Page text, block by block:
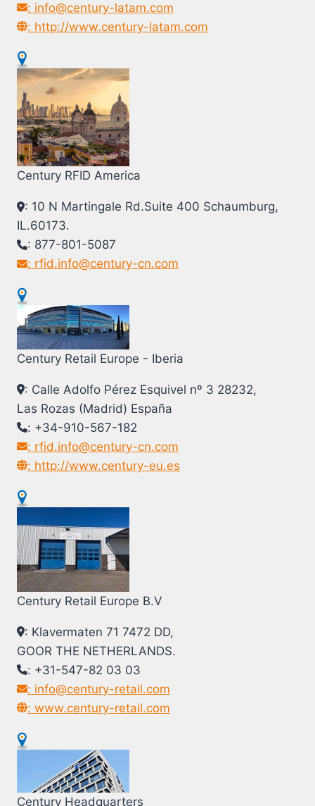
: info@century-latam.com
: http://www.century-latam.com
Century RFID America
: 10 N Martingale Rd.Suite 400 Schaumburg,
IL.60173.
: 877-801-5087
: rfid.info@century-cn.com
Century Retail Europe - Iberia
: Calle Adolfo Pérez Esquivel nº 3 28232,
Las Rozas (Madrid) España
: +34-910-567-182
: rfid.info@century-cn.com
: http://www.century-eu.es
Century Retail Europe B.V
: Klavermaten 71 7472 DD,
GOOR THE NETHERLANDS.
: +31-547-82 03 03
: info@century-retail.com
: www.century-retail.com
Century Headquarters